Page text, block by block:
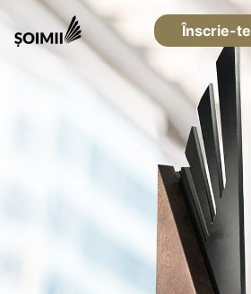
Înscrie-te